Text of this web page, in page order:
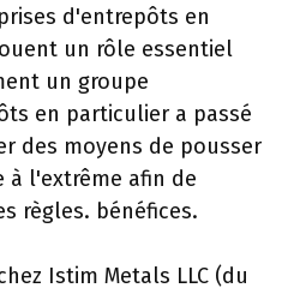
d'entrepôts en
un rôle essentiel
un groupe
en particulier a passé
des moyens de pousser
à l'extrême afin de
règles. bénéfices.
Istim Metals LLC (du